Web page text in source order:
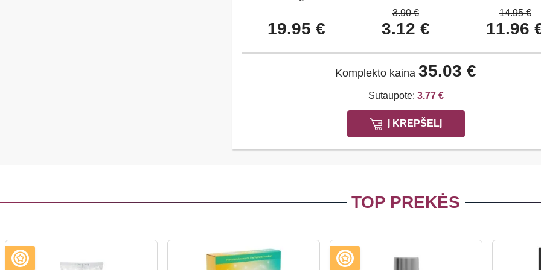
19.95 €
3.90 €
3.12 €
14.95 €
11.96
Komplekto kaina 35.03 €
Sutaupote: 3.77 €
Į KREPŠELĮ
TOP PREKĖS